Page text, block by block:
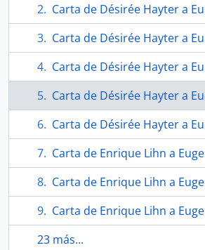
Carta de Désirée Hayter a Eugenio Téllez
Carta de Désirée Hayter a Eugenio Téllez
Carta de Désirée Hayter a Eugenio Téllez
Carta de Désirée Hayter a Eugenio Téllez
Carta de Désirée Hayter a Eugenio Téllez
Carta de Enrique Lihn a Eugenio Téllez
Carta de Enrique Lihn a Eugenio Téllez
Carta de Enrique Lihn a Eugenio Téllez
23 más...